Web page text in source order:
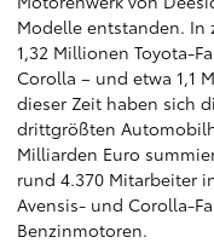
Modelle entstanden. In
1,32 Millionen Toyota-
Corolla – und etwa 1,1
dieser Zeit haben sich
drittgrößten
Milliarden Euro
rund 4.370 Mitarbeiter
Avensis- und Corolla-
Benzinmotoren.